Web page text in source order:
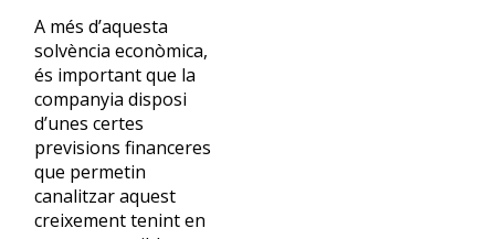
A més d’aquesta
solvència econòmica,
és important que la
companyia disposi
d’unes certes
previsions financeres
que permetin
canalitzar aquest
creixement tenint en